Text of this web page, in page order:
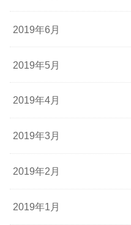
2019年6月
2019年5月
2019年4月
2019年3月
2019年2月
2019年1月